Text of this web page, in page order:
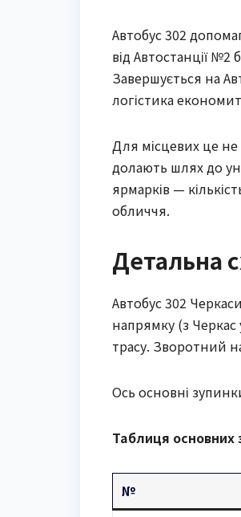
Автобус 302
від Автостанції №2
Завершується на
логістика
Для місцевих це не
долають шлях до
ярмарків —
обличчя.
Детальна
Автобус 302
напрямку (з Черкас
трасу. Зворотний
Ось основні
Таблиця
№